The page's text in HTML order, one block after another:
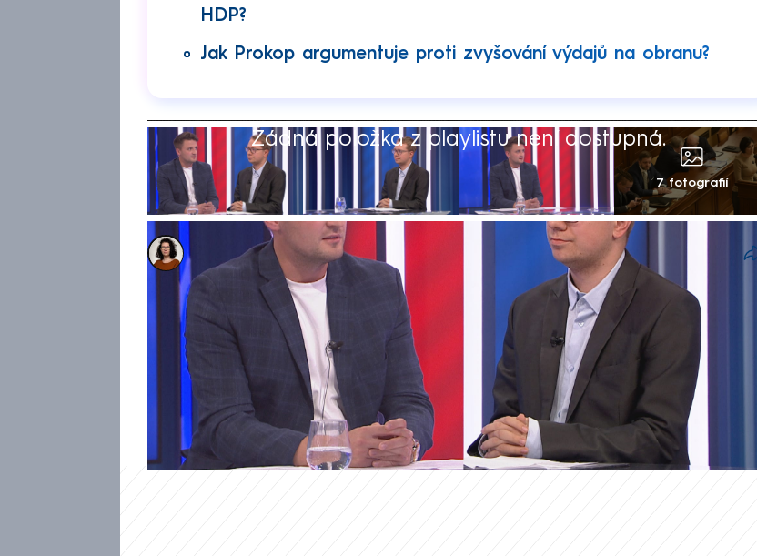
HDP?
Jak Prokop argumentuje proti zvyšování výdajů na obranu?
Žádná položka z playlistu není dostupná.
7 fotografií
Dominika Fuchsová
4. zář 2025, 23:16
Žádná vojenská hrozba ze strany Ruské federace žádnému členskému
státu NATO nehrozí. V pořadu Co na to vaše peněženka na CNN Prima
NEWS to řekl Vítek Prokop (nestr. za Stačilo!), který vede kandidátku v
Plzeňském kraji. S jeho slovy nesouhlasil Štěpán Slovák (ODS), který je
na 4. místě kandidátky Spolu ve Zlínském kraji. Podle něj musí být
obrana země prioritou.